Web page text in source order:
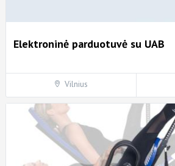
Elektroninė parduotuvė su UAB
Vilnius